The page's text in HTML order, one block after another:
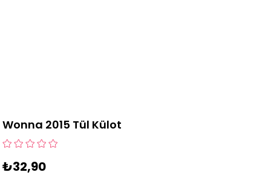
Wonna 2015 Tül Külot
₺32,90